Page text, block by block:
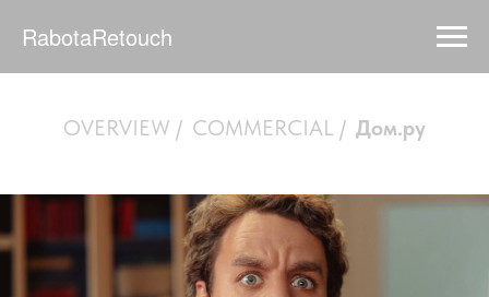
RabotaRetouch
OVERVIEW / COMMERCIAL / Дом.ру